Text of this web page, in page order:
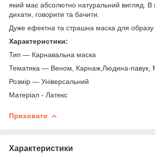
який має абсолютно натуральний вигляд.
дихати, говорити та бачити.
Дуже ефектна та страшна маска для образу
Характеристики:
Тип — Карнавальна маска
Тематика — Веном, Карнаж,Людина-павук,
Розмір — Універсальний
Матеріал - Латекс
Приховати
Характеристики